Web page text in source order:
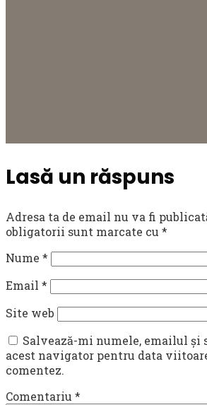
Lasă un răspuns
Adresa ta de email nu va fi
obligatorii sunt marcate cu *
Nume *
Email *
Site web
Salvează-mi numele, emailul și
acest navigator pentru data
comentez.
Comentariu *